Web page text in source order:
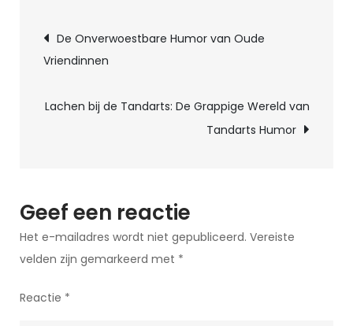
Grappen:
Flauwe
Berichtnavigatie
De Onverwoestbare Humor van Oude
Vriendinnen
Lachen bij de Tandarts: De Grappige Wereld van
Tandarts Humor
Geef een reactie
Het e-mailadres wordt niet gepubliceerd. Vereiste
velden zijn gemarkeerd met *
Reactie *